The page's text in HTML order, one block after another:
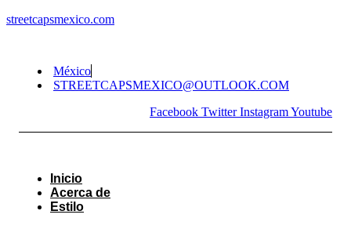
streetcapsmexico.com
México
STREETCAPSMEXICO@OUTLOOK.COM​
Facebook Twitter InstagramYoutube
Inicio
Acerca de
Estilo